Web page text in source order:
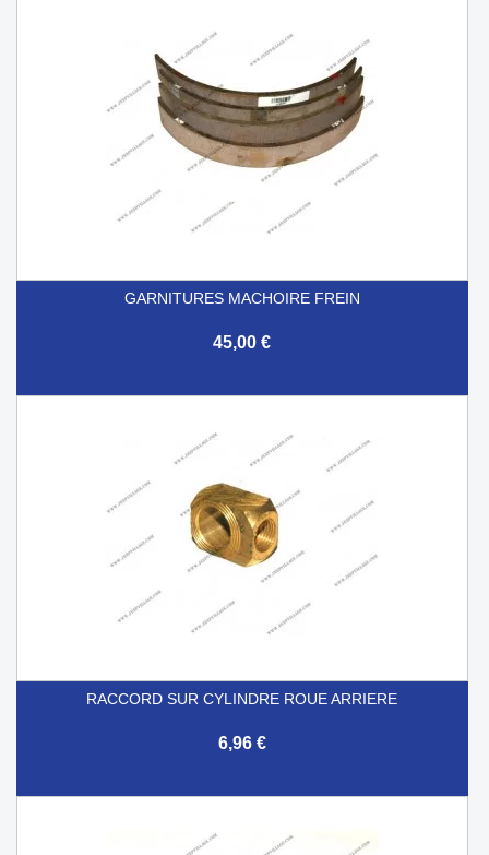
GARNITURES MACHOIRE FREIN
45,00 €
RACCORD SUR CYLINDRE ROUE ARRIERE
6,96 €